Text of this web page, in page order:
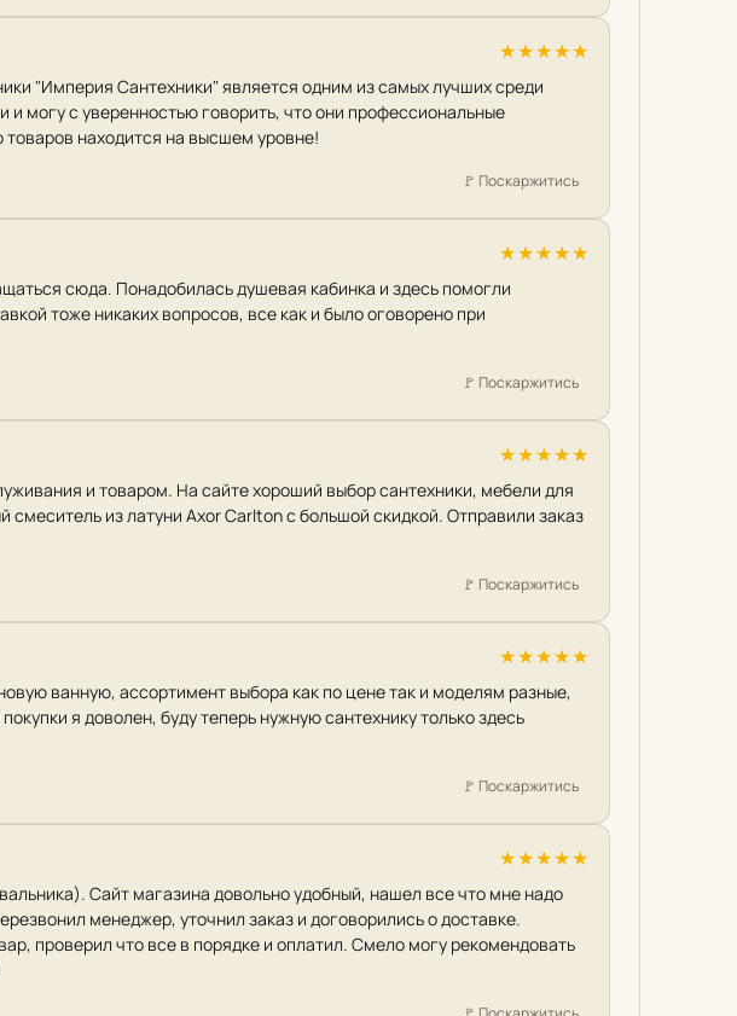
★★★★★
"Империя Сантехники" является одним из самых лучших среди
могу с уверенностью говорить, что они профессиональные
находится на высшем уровне!
🚩 Поскаржитись
★★★★★
сюда. Понадобилась душевая кабинка и здесь помогли
тоже никаких вопросов, все как и было оговорено при
🚩 Поскаржитись
★★★★★
и товаром. На сайте хороший выбор сантехники, мебели для
смеситель из латуни Axor Carlton с большой скидкой. Отправили заказ
🚩 Поскаржитись
★★★★★
ванную, ассортимент выбора как по цене так и моделям разные,
я доволен, буду теперь нужную сантехнику только здесь
🚩 Поскаржитись
★★★★★
Сайт магазина довольно удобный, нашел все что мне надо
менеджер, уточнил заказ и договорились о доставке.
проверил что все в порядке и оплатил. Смело могу рекомендовать